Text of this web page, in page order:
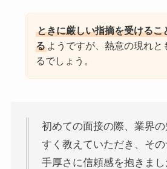
ときに厳しい指摘を受けるこ
る ようですが、熱意の現れと
るでしょう。
初めての面接の際、業界
すく教えていただき、そ
手厚さに信頼感を抱きまし